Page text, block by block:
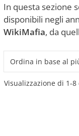
In questa sezione
disponibili negli
WikiMafia, da
Visualizzazione di 1-